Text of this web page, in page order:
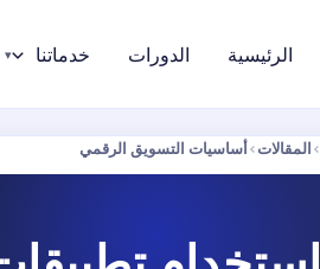
الرئيسية الدورات خدماتنا
›المقالات›أساسيات التسويق الرقمي